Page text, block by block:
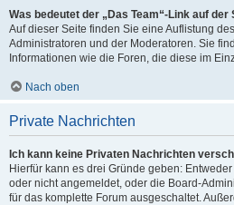
Was bedeutet der „Das Team“-Link auf der
Auf dieser Seite finden Sie eine Auflistung
Administratoren und der Moderatoren. Sie
Informationen wie die Foren, die diese im
Nach oben
Private Nachrichten
Ich kann keine Privaten Nachrichten
Hierfür kann es drei Gründe geben:
oder nicht angemeldet, oder die Board-
für das komplette Forum ausgeschaltet.